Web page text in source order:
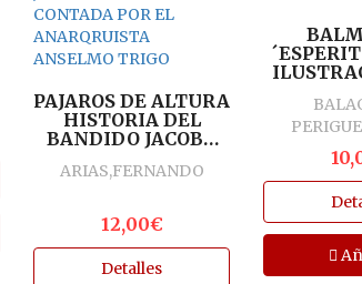
PAJAROS DE ALTURA
HISTORIA DEL
BANDIDO JACOBO
CONTADA POR EL
ANSELMO TRIGO
ARIAS,FERNANDO
12,00€
Detalles